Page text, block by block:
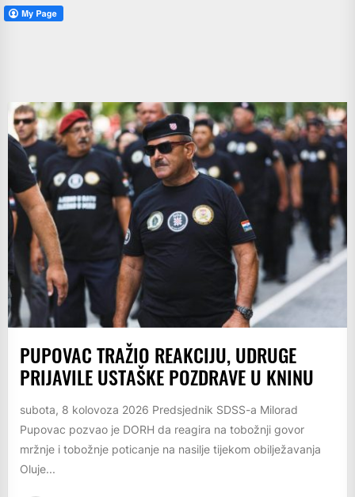
PUPOVAC TRAŽIO REAKCIJU, UDRUGE
PRIJAVILE USTAŠKE POZDRAVE U KNINU
subota, 8 kolovoza 2026 Predsjednik SDSS-a Milorad
Pupovac pozvao je DORH da reagira na tobožnji govor
mržnje i tobožnje poticanje na nasilje tijekom obilježavanja
Oluje...